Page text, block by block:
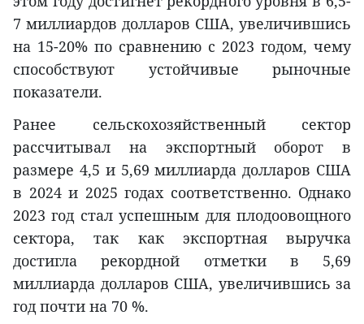
7 миллиардов долларов США, увеличившись
на 15-20% по сравнению с 2023 годом, чему
способствуют устойчивые рыночные
показатели.
Ранее сельскохозяйственный сектор
рассчитывал на экспортный оборот в
размере 4,5 и 5,69 миллиарда долларов США
в 2024 и 2025 годах соответственно. Однако
2023 год стал успешным для плодоовощного
сектора, так как экспортная выручка
достигла рекордной отметки в 5,69
миллиарда долларов США, увеличившись за
год почти на 70 %.